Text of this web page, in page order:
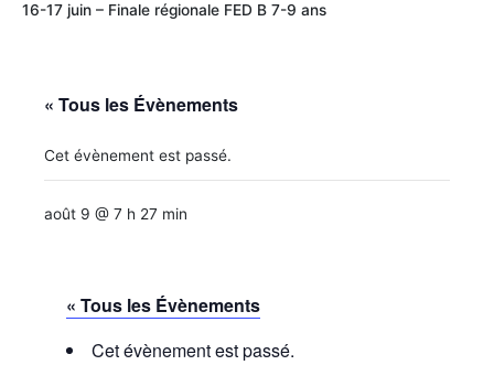
16-17 juin – Finale régionale FED B 7-9 ans
« Tous les Évènements
Cet évènement est passé.
août 9 @ 7 h 27 min
« Tous les Évènements
Cet évènement est passé.